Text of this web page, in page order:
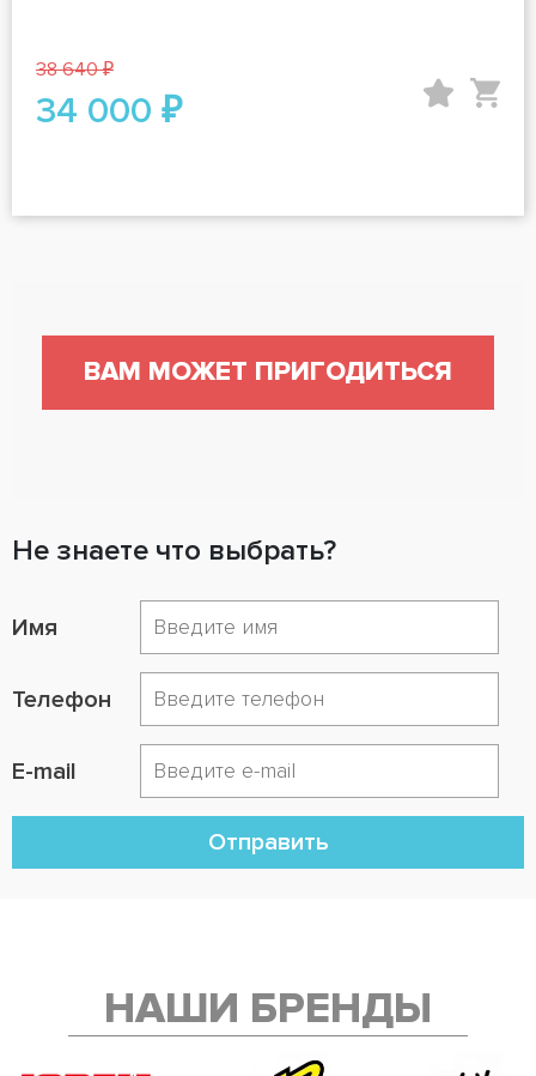
38 640 ₽
34 000 ₽
ВАМ МОЖЕТ ПРИГОДИТЬСЯ
Не знаете что выбрать?
Имя
Телефон
E-mail
Отправить
НАШИ БРЕНДЫ